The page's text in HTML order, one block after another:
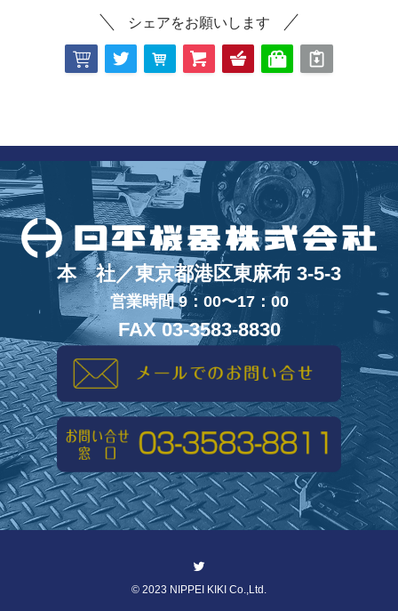
シェアをお願いします
本 社／東京都港区東麻布 3-5-3
営業時間 9：00〜17：00
FAX 03-3583-8830
© 2023 NIPPEI KIKI Co.,Ltd.